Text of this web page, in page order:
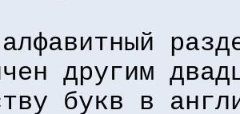
другим
букв в